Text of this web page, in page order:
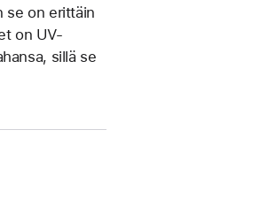
se on erittäin
on UV-
sillä se